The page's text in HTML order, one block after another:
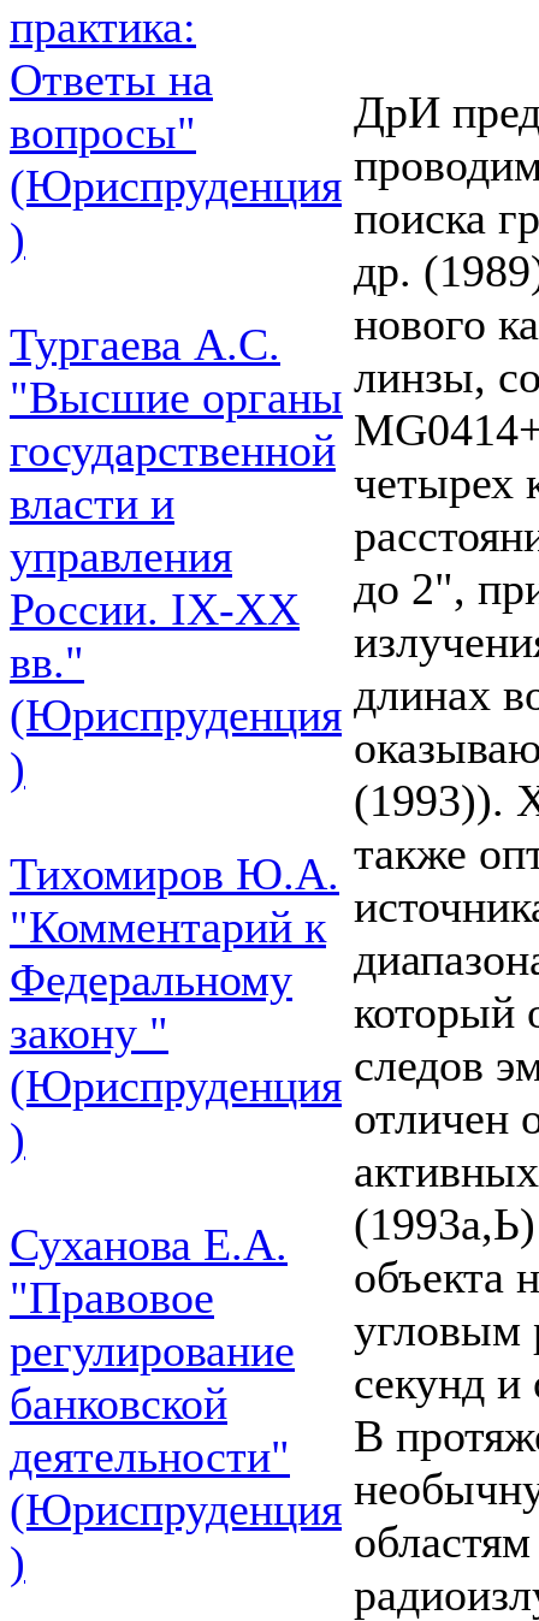
практика:
Ответы на
вопросы"
(Юриспруденция
)
Тургаева А.С.
"Высшие органы
государственной
власти и
управления
России. IХ-ХХ
вв."
(Юриспруденция
)
Тихомиров Ю.А.
"Комментарий к
Федеральному
закону "
(Юриспруденция
)
Суханова Е.А.
"Правовое
регулирование
банковской
деятельности"
(Юриспруденция
)
ДрИ
поиска
др.
нового
линзы,
четырех
до 2",
длинах
(1993)).
также
который
следов
отличен
объекта
угловым
секунд
В